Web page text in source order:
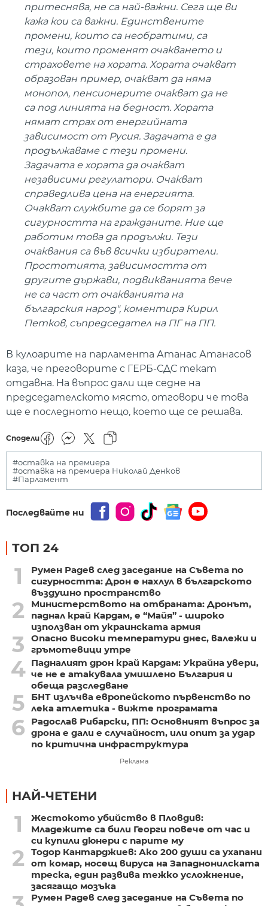
притеснява, не са най-важни. Сега ще ви
кажа кои са важни. Единствените
промени, които са необратими, са
тези, които променят очакването и
страховете на хората. Хората очакват
образован пример, очакват да няма
монопол, пенсионерите очакват да не
са под линията на бедност. Хората
нямат страх от енергийната
зависимост от Русия. Задачата е да
продължаваме с тези промени.
Задачата е хората да очакват
независими регулатори. Очакват
справедлива цена на енергията.
Очакват службите да се борят за
сигурността на гражданите. Ние ще
работим това да продължи. Тези
очаквания са във всички избиратели.
Простотията, зависимостта от
другите държави, подвикванията вече
не са част от очакванията на
българския народ", коментира Кирил
Петков, съпредседател на ПГ на ПП.
В кулоарите на парламента Атанас Атанасов
каза, че преговорите с ГЕРБ-СДС текат
отдавна. На въпрос дали ще седне на
председателското място, отговори че това
ще е последното нещо, което ще се решава.
Сподели
#оставка на премиера
#оставка на премиера Николай Денков
#Парламент
Последвайте ни
ТОП 24
1
Румен Радев след заседание на Съвета по
сигурността: Дрон е нахлул в българското
въздушно пространство
2
Министерството на отбраната: Дронът,
паднал край Кардам, е “Майя” - широко
използван от украинската армия
3
Опасно високи температури днес, валежи и
гръмотевици утре
4 Падналият дрон край Кардам: Украйна увери,
че не е атакувала умишлено България и
обеща разследване
5
БНТ излъчва европейското първенство по
лека атлетика - вижте програмата
6
Радослав Рибарски, ПП: Основният въпрос за
дрона е дали е случайност, или опит за удар
по критична инфраструктура
Реклама
НАЙ-ЧЕТЕНИ
1
Жестокото убийство в Пловдив:
Младежите са били Георги повече от час и
си купили дюнери с парите му
2
Тодор Кантарджиев: Ако 200 души са ухапани
от комар, носещ вируса на Западнонилската
треска, един развива тежко усложнение,
засягащо мозъка
Румен Радев след заседание на Съвета по